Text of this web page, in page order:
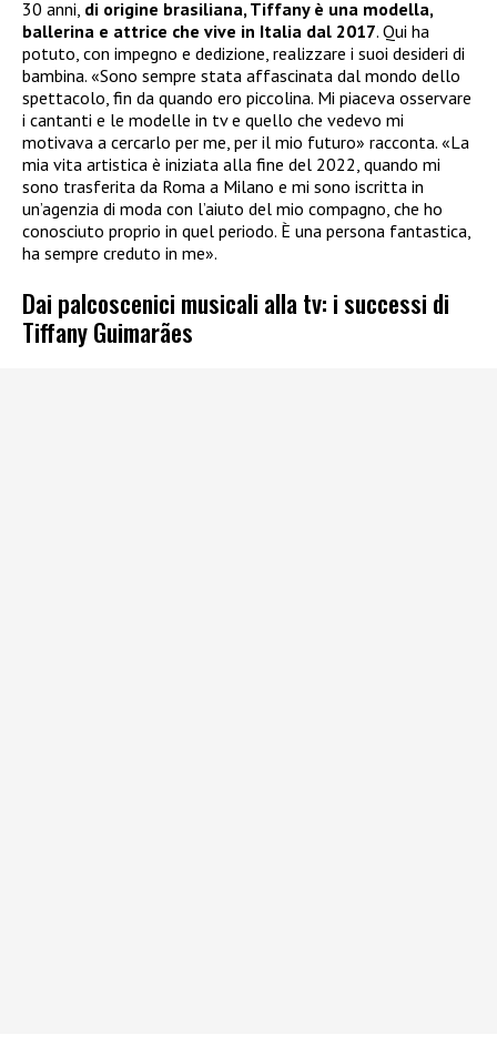
30 anni, di origine brasiliana, Tiffany è una modella,
ballerina e attrice che vive in Italia dal 2017. Qui ha
potuto, con impegno e dedizione, realizzare i suoi desideri di
bambina. «Sono sempre stata affascinata dal mondo dello
spettacolo, fin da quando ero piccolina. Mi piaceva osservare
i cantanti e le modelle in tv e quello che vedevo mi
motivava a cercarlo per me, per il mio futuro» racconta. «La
mia vita artistica è iniziata alla fine del 2022, quando mi
sono trasferita da Roma a Milano e mi sono iscritta in
un’agenzia di moda con l’aiuto del mio compagno, che ho
conosciuto proprio in quel periodo. È una persona fantastica,
ha sempre creduto in me».
Dai palcoscenici musicali alla tv: i successi di
Tiffany Guimarães